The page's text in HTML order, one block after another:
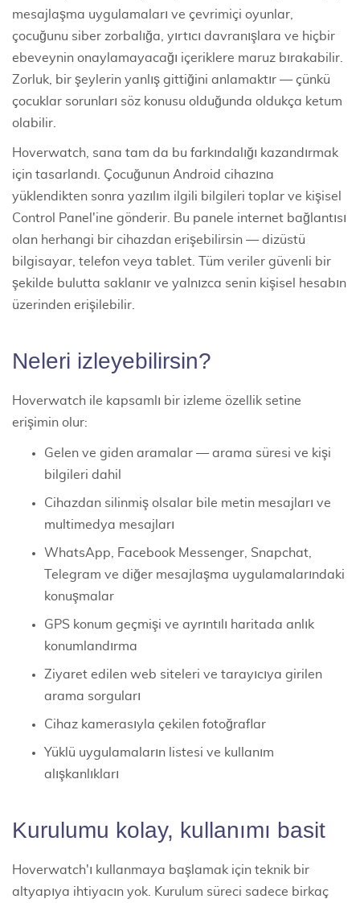
mesajlaşma uygulamaları ve çevrimiçi oyunlar,
çocuğunu siber zorbalığa, yırtıcı davranışlara ve hiçbir
ebeveynin onaylamayacağı içeriklere maruz bırakabilir.
Zorluk, bir şeylerin yanlış gittiğini anlamaktır — çünkü
çocuklar sorunları söz konusu olduğunda oldukça ketum
olabilir.
Hoverwatch, sana tam da bu farkındalığı kazandırmak
için tasarlandı. Çocuğunun Android cihazına
yüklendikten sonra yazılım ilgili bilgileri toplar ve kişisel
Control Panel'ine gönderir. Bu panele internet bağlantısı
olan herhangi bir cihazdan erişebilirsin — dizüstü
bilgisayar, telefon veya tablet. Tüm veriler güvenli bir
şekilde bulutta saklanır ve yalnızca senin kişisel hesabın
üzerinden erişilebilir.
Neleri izleyebilirsin?
Hoverwatch ile kapsamlı bir izleme özellik setine
erişimin olur:
Gelen ve giden aramalar — arama süresi ve kişi
bilgileri dahil
Cihazdan silinmiş olsalar bile metin mesajları ve
multimedya mesajları
WhatsApp, Facebook Messenger, Snapchat,
Telegram ve diğer mesajlaşma uygulamalarındaki
konuşmalar
GPS konum geçmişi ve ayrıntılı haritada anlık
konumlandırma
Ziyaret edilen web siteleri ve tarayıcıya girilen
arama sorguları
Cihaz kamerasıyla çekilen fotoğraflar
Yüklü uygulamaların listesi ve kullanım
alışkanlıkları
Kurulumu kolay, kullanımı basit
Hoverwatch'ı kullanmaya başlamak için teknik bir
altyapıya ihtiyacın yok. Kurulum süreci sadece birkaç